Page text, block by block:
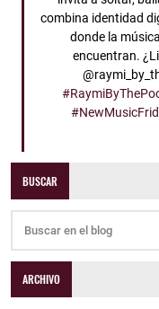
combina identidad
donde la
encuentran.
BUSCAR
ARCHIVO